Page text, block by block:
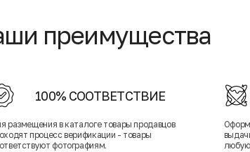
преимущества
100% СООТВЕТСТВИЕ
размещения в каталоге товары продавцов
процесс верификации - товары
фотографиям.